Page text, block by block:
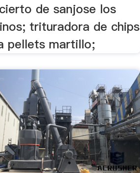
de sanjose los
trituradora de chips
pellets martillo;